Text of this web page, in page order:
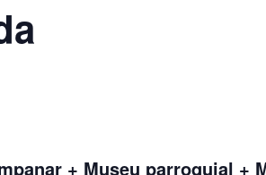
+ Museu parroquial +